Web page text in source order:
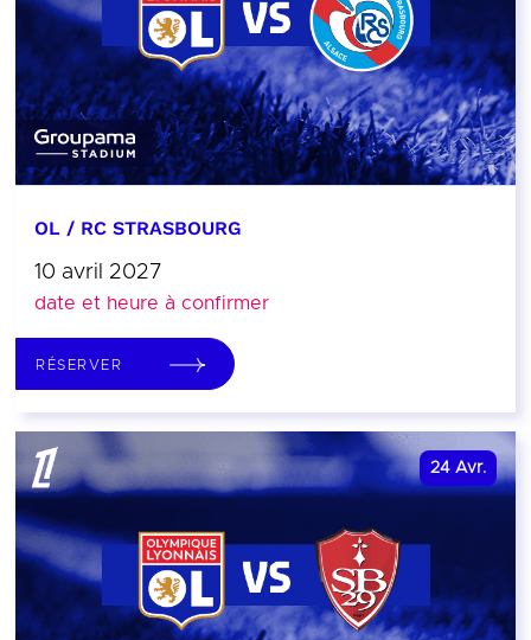
OL / RC STRASBOURG
10 avril 2027
date et heure à confirmer
RÉSERVER
24 Avr.